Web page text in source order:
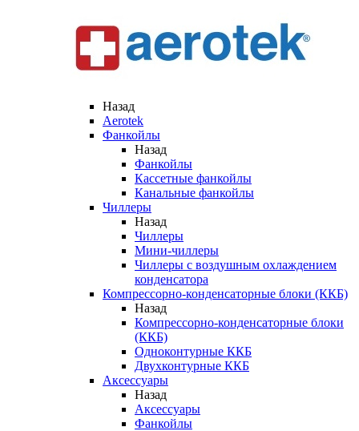
Назад
Aerotek
Фанкойлы
Назад
Фанкойлы
Кассетные фанкойлы
Канальные фанкойлы
Чиллеры
Назад
Чиллеры
Мини-чиллеры
Чиллеры с воздушным охлаждением
конденсатора
Компрессорно-конденсаторные блоки (ККБ)
Назад
Компрессорно-конденсаторные блоки
(ККБ)
Одноконтурные ККБ
Двухконтурные ККБ
Аксессуары
Назад
Аксессуары
Фанкойлы